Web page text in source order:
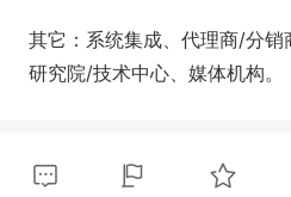
其它：系统集成、代理商/分
研究院/技术中心、媒体机构。